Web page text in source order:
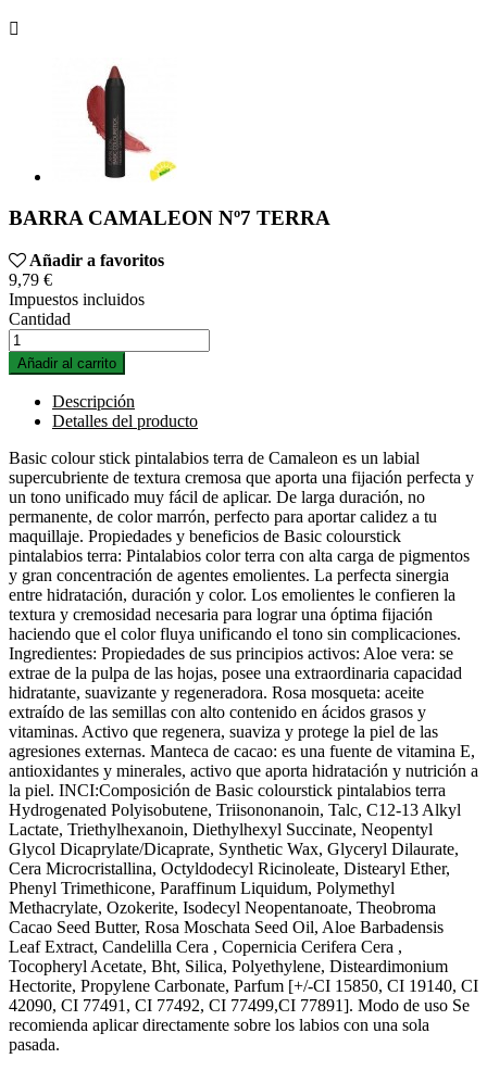

BARRA CAMALEON Nº7 TERRA
Añadir a favoritos
9,79 €
Impuestos incluidos
Cantidad
Añadir al carrito
Descripción
Detalles del producto
Basic colour stick pintalabios terra de Camaleon es un labial
supercubriente de textura cremosa que aporta una fijación perfecta y
un tono unificado muy fácil de aplicar. De larga duración, no
permanente, de color marrón, perfecto para aportar calidez a tu
maquillaje. Propiedades y beneficios de Basic colourstick
pintalabios terra: Pintalabios color terra con alta carga de pigmentos
y gran concentración de agentes emolientes. La perfecta sinergia
entre hidratación, duración y color. Los emolientes le confieren la
textura y cremosidad necesaria para lograr una óptima fijación
haciendo que el color fluya unificando el tono sin complicaciones.
Ingredientes: Propiedades de sus principios activos: Aloe vera: se
extrae de la pulpa de las hojas, posee una extraordinaria capacidad
hidratante, suavizante y regeneradora. Rosa mosqueta: aceite
extraído de las semillas con alto contenido en ácidos grasos y
vitaminas. Activo que regenera, suaviza y protege la piel de las
agresiones externas. Manteca de cacao: es una fuente de vitamina E,
antioxidantes y minerales, activo que aporta hidratación y nutrición a
la piel. INCI:Composición de Basic colourstick pintalabios terra
Hydrogenated Polyisobutene, Triisononanoin, Talc, C12-13 Alkyl
Lactate, Triethylhexanoin, Diethylhexyl Succinate, Neopentyl
Glycol Dicaprylate/Dicaprate, Synthetic Wax, Glyceryl Dilaurate,
Cera Microcristallina, Octyldodecyl Ricinoleate, Distearyl Ether,
Phenyl Trimethicone, Paraffinum Liquidum, Polymethyl
Methacrylate, Ozokerite, Isodecyl Neopentanoate, Theobroma
Cacao Seed Butter, Rosa Moschata Seed Oil, Aloe Barbadensis
Leaf Extract, Candelilla Cera , Copernicia Cerifera Cera ,
Tocopheryl Acetate, Bht, Silica, Polyethylene, Disteardimonium
Hectorite, Propylene Carbonate, Parfum [+/-CI 15850, CI 19140, CI
42090, CI 77491, CI 77492, CI 77499,CI 77891]. Modo de uso Se
recomienda aplicar directamente sobre los labios con una sola
pasada.